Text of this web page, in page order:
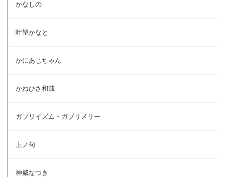
かなしの
叶望かなと
かにあじちゃん
かねひさ和哉
ガブリイズム・ガブリメリー
上ノ句
神威なつき